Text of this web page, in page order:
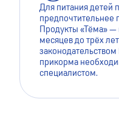
Для питания детей
предпочтительнее
Продукты «Тёма» —
месяцев до трёх
прикорма
специалистом.